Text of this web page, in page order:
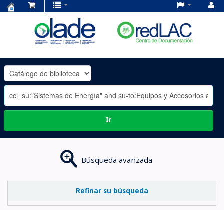
OLADE
-
Ir
Búsqueda avanzada
Refinar su búsqueda